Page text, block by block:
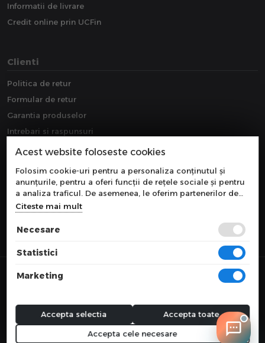
Informatii de livrare
Credit online prin UCFin
Clienti
Politica de retur
Formular de retur
Garantia produselor
Intrebari si raspunsuri
Downloads
webdesign by
Acest website foloseste cookies
Folosim cookie-uri pentru a personaliza conținutul și
anunțurile, pentru a oferi funcții de rețele sociale și pentru
a analiza traficul. De asemenea, le oferim partenerilor de
rețele sociale, de publicitate și de analize informații cu
privire la modul în care folosiți site-ul nostru. Aceștia le
pot combina cu alte informații oferite de dvs. sau culese în
Citeste mai mult
Necesare
Statistici
Marketing
Accepta cele necesare
Accepta selectia Accepta toate